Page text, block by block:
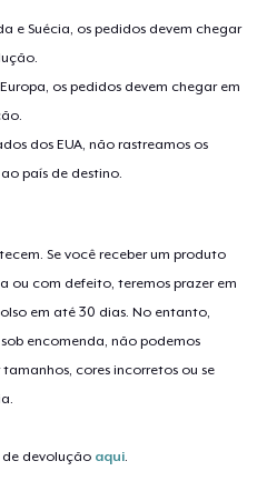
e Suécia, os pedidos devem chegar
os pedidos devem chegar em
dos EUA, não rastreamos os
país de destino.
Se você receber um produto
ou com defeito, teremos prazer em
em até 30 dias. No entanto,
encomenda, não podemos
cores incorretos ou se
de devolução aqui.